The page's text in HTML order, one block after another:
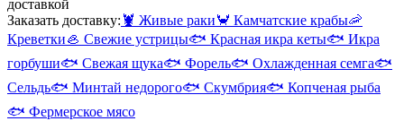
Заказать доставку: 🦞 Живые раки🦀 Камчатские крабы🦐
Креветки🦪 Свежие устрицы🐟 Красная икра кеты🐟 Икра
горбуши🐟 Свежая щука🐟 Форель🐟 Охлажденная семга🐟
Сельдь🐟 Минтай недорого🐟 Скумбрия🐟 Копченая рыба
🐟 Фермерское мясо